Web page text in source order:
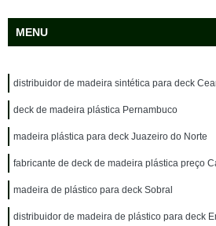
MENU
distribuidor de madeira sintética para deck
deck de madeira plástica Pernambuco
madeira plástica para deck Juazeiro do Norte
fabricante de deck de madeira plástica preço
madeira de plástico para deck Sobral
distribuidor de madeira de plástico para deck